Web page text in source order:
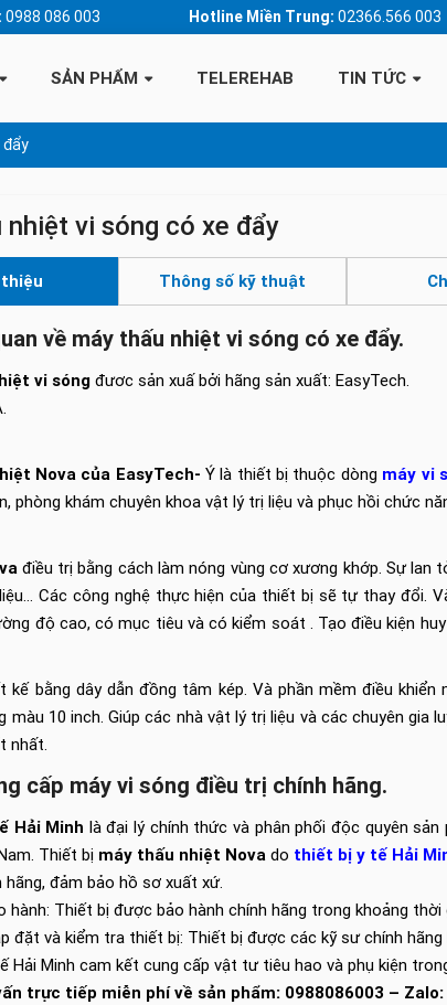
0988 086 003 Hotline Miền Trung: 02366.566 003
SẢN PHẨM TELEREHAB TIN TỨC
đẩy
nhiệt vi sóng có xe đẩy
Thông số kỹ thuật
về máy thấu nhiệt vi sóng có xe đẩy.
vi sóng đươc sản xuấ bởi hãng sản xuất: EasyTech.
Nova của EasyTech- Ý là thiết bị thuộc dòng máy vi
phòng khám chuyên khoa vật lý trị liệu và phục hồi chức
điều trị bằng cách làm nóng vùng cơ xương khớp. Sự
Các công nghệ thực hiện của thiết bị sẽ tự thay đổi.
độ cao, có mục tiêu và có kiểm soát . Tạo điều kiện
kế bằng dây dẫn đồng tâm kép. Và phần mềm điều
màu 10 inch. Giúp các nhà vật lý trị liệu và các chuyên gia
nhất.
cấp máy vi sóng điều trị chính hãng.
Hải Minh là đại lý chính thức và phân phối độc quyên sản
Thiết bị máy thấu nhiệt Nova do thiết bị y tế Hải
hãng, đảm bảo hồ sơ xuất xứ.
hành: Thiết bị được bảo hành chính hãng trong khoảng thời
đặt và kiểm tra thiết bị: Thiết bị được các kỹ sư chính
Hải Minh cam kết cung cấp vật tư tiêu hao và phụ kiện
trực tiếp miễn phí về sản phẩm: 0988086003 – Zalo: